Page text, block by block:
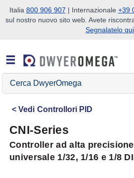
Salta alla ricerca
Salta al contenuto principale
Salta alla navigazione
Italia 800 906 907 | Internazionale +39
sul nostro nuovo sito web. Avete
Segnalatelo qui.
Cerca
DwyerOmega
Vedi Controllori PID
CNI-Series
Controller ad alta
universale 1/32, 1/16 e 1/8